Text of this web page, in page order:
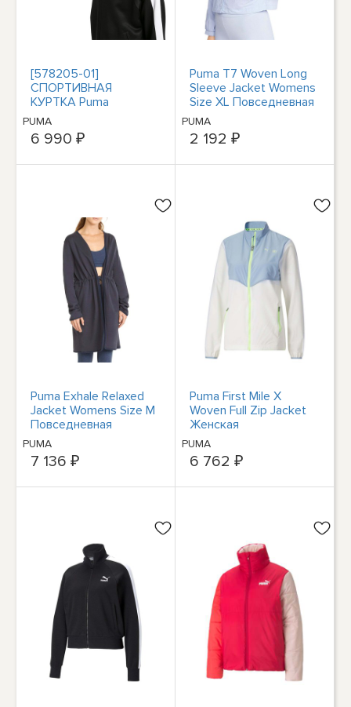
[578205-01]
СПОРТИВНАЯ
КУРТКА Puma
CLASSICS T7 женская
PUMA
6 990 ₽
Puma T7 Woven Long
Sleeve Jacket Womens
Size XL Повседневная
спортивная верхняя
одежда 53352
PUMA
2 192 ₽
Puma Exhale Relaxed
Jacket Womens Size M
Повседневная
спортивная верхняя
одежда 521470-43
PUMA
7 136 ₽
Puma First Mile X
Woven Full Zip Jacket
Женская
повседневная
спортивная верхняя
одежда размера M
PUMA
6 762 ₽